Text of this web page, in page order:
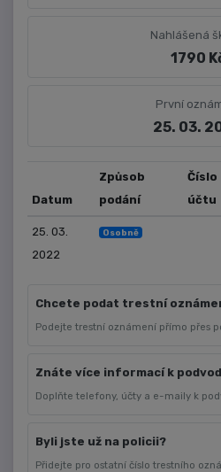
Nahlášená
1790
První
25. 03.
Datum
Způsob
podání
Číslo
účtu
25. 03.
2022
Osobně
Chcete podat trestní
Podejte trestní oznámení přímo přes
Znáte více informací k
Doplňte telefony, účty a e-maily k
Byli jste už na policii?
Přidejte pro ostatní číslo trestního